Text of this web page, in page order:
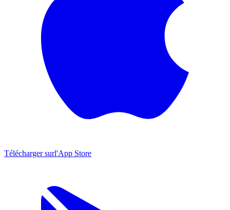
Télécharger surl'App Store